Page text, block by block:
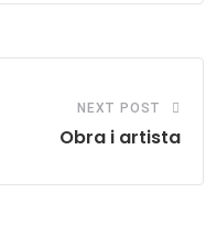
NEXT POST
Obra i artista